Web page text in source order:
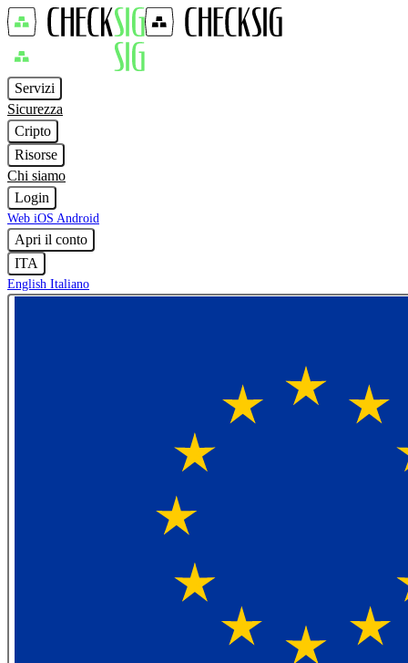
Servizi
Sicurezza
Cripto
Risorse
Chi siamo
Login
Web iOS Android
Apri il conto
ITA
English Italiano